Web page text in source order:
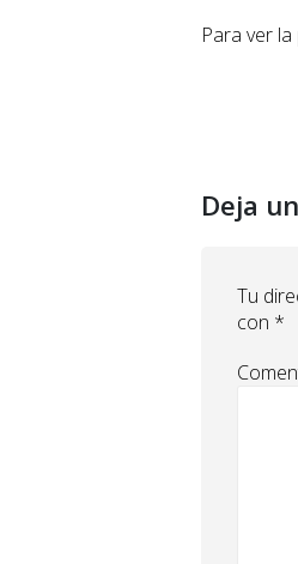
Para ver
Deja
Tu
con *